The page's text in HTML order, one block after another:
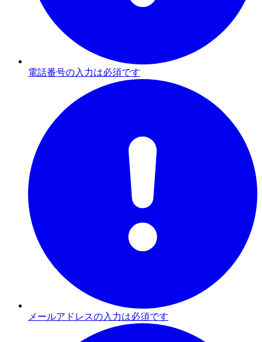
電話番号の入力は必須です
メールアドレスの入力は必須です